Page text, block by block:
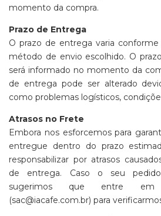
momento da compra.
Prazo de Entrega
O prazo de entrega varia
método de envio escolhido. O
será informado no momento da
de entrega pode ser alterado
como problemas logísticos,
Atrasos no Frete
Embora nos esforcemos para
entregue dentro do prazo
responsabilizar por atrasos
de entrega. Caso o seu
sugerimos que entre em
(sac@iacafe.com.br) para